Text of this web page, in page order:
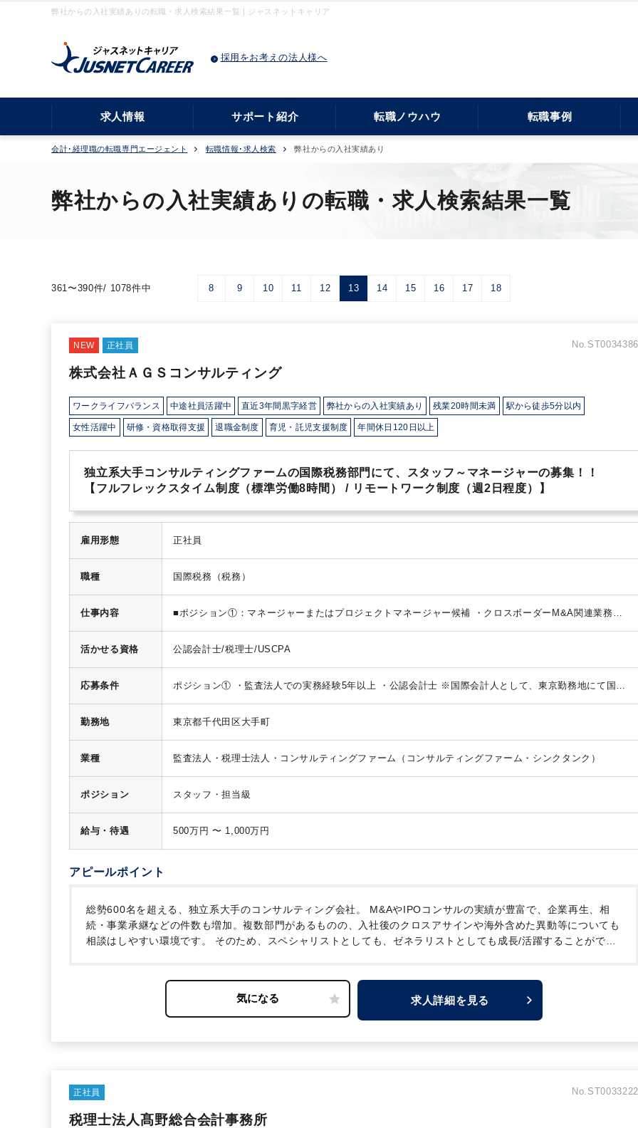
弊社からの入社実績ありの転職・求人検索結果一覧 | ジャスネットキャリア
採用をお考えの法人様へ
求人情報 サポート紹介 転職ノウハウ 転職事例
会計･経理職の転職専門エージェント 転職情報･求人検索 弊社からの入社実績あり
弊社からの入社実績ありの転職・求人検索結果一覧
361〜390件/ 1078件中 8 9 10 11 12 13 14 15 16 17 18
NEW 正社員 No.ST0034386
株式会社ＡＧＳコンサルティング
ワークライフバランス 中途社員活躍中 直近3年間黒字経営 弊社からの入社実績あり 残業20時間未満 駅から徒歩5分以内
女性活躍中 研修・資格取得支援 退職金制度 育児・託児支援制度 年間休日120日以上
独立系大手コンサルティングファームの国際税務部門にて、スタッフ～マネージャーの募集！！
【フルフレックスタイム制度（標準労働8時間） / リモートワーク制度（週2日程度）】
雇用形態 正社員
職種 国際税務（税務）
仕事内容 ■ポジション①：マネージャーまたはプロジェクトマネージャー候補 ・クロスボーダーM&A関連業務
取れるような環境整備（残業が過多にならない環境。コロナ後も週２の在宅体制を予定）
務の経験も可能 ■ポジション②・法人税を中心とした税務業務全般（申告書作成、質問対応等）・上場
または中堅非上場会社規模のクライアントの税務/会計顧問業務（月次顧問、四半期決算、本決算等）・
スキームの策定、DD、株式評価等）
成（特にLF）、TPポリシーの作成）・APA対応・上記に関するPM（インチャージ）・海外提携先
（ほとんど日系）との業務が多くなります ■ポジション④・海外進出/撤退コンサルティング ・フィー
ち上げる気概のある方歓迎
活かせる資格 公認会計士/税理士/USCPA
応募条件 ポジション① ・監査法人での実務経験5年以上 ・公認会計士 ※国際会計人として、東京勤務地にて国内
で担当できることを重視
ネジメントのご経験がある方・英語力は不問 ポジション③・移転価格業務経験者・移転価格税制サー
ビスの実務経験3年以上(資格は問わず） ・案件をプロジェクトマネージャーとして1人で完結できる方
方 ・ビジネスを立ち上げるために、最善の行動を惜しみなく選択できる柔軟性がある方
勤務地 東京都千代田区大手町
業種 監査法人・税理士法人・コンサルティングファーム（コンサルティングファーム・シンクタンク）
ポジション スタッフ・担当級
給与・待遇 500万円 〜 1,000万円
アピールポイント
総勢600名を超える、独立系大手のコンサルティング会社。
M&AやIPOコンサルの実績が豊富で、企業再生、相
続・事業承継などの件数も増加。複数部門があるものの、入社後のクロスアサインや海外含めた異動等についても
相談はしやすい環境です。
そのため、スペシャリストとしても、ゼネラリストとしても成長/活躍することがで
残業に関してはコロナ禍のリモートワークも浸透し、閑散期にはほとんどの社員が19時までに退社
案件の流入ルートとしては、金融機関からの紹介1割、提携先紹介1割、ホームページ問合せが3割、
リピート案件が5割となっており、受注案件の割合としては、移転価格案件が2割、国際税務案件が2割、クロスボ
求人詳細を見る
正社員 No.ST0033222
税理士法人髙野総合会計事務所